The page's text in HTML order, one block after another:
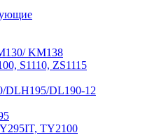
KM138
S1110, ZS1115
DLH195/DL190-12
TY2100